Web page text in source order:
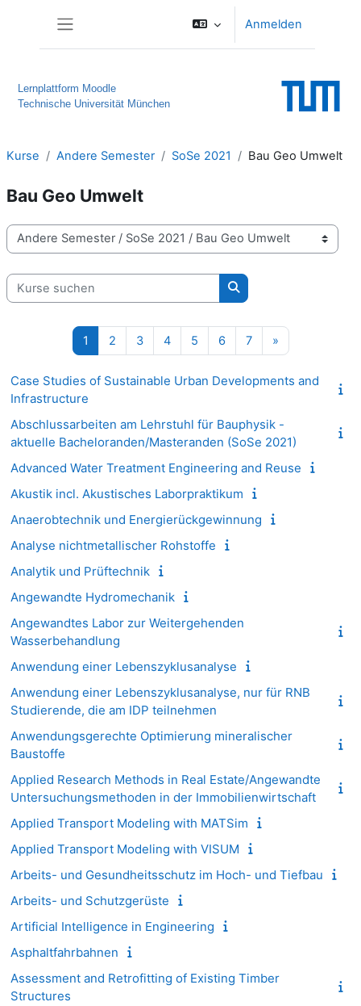
Anmelden
Lernplattform Moodle
Technische Universität München
Kurse Andere Semester SoSe 2021 Bau Geo Umwelt
Bau Geo Umwelt
Kursbereiche
Kurse suchen
Kurse suchen
1 Seite 1
2Seite 2
3Seite 3
4Seite 4
5Seite 5
6Seite 6
7Seite 7
»Nächste Seite
Case Studies of Sustainable Urban Developments and
Infrastructure
Abschlussarbeiten am Lehrstuhl für Bauphysik -
aktuelle Bacheloranden/Masteranden (SoSe 2021)
Advanced Water Treatment Engineering and Reuse
Akustik incl. Akustisches Laborpraktikum
Anaerobtechnik und Energierückgewinnung
Analyse nichtmetallischer Rohstoffe
Analytik und Prüftechnik
Angewandte Hydromechanik
Angewandtes Labor zur Weitergehenden
Wasserbehandlung
Anwendung einer Lebenszyklusanalyse
Anwendung einer Lebenszyklusanalyse, nur für RNB
Studierende, die am IDP teilnehmen
Anwendungsgerechte Optimierung mineralischer
Baustoffe
Applied Research Methods in Real Estate/Angewandte
Untersuchungsmethoden in der Immobilienwirtschaft
Applied Transport Modeling with MATSim
Applied Transport Modeling with VISUM
Arbeits- und Gesundheitsschutz im Hoch- und Tiefbau
Arbeits- und Schutzgerüste
Artificial Intelligence in Engineering
Asphaltfahrbahnen
Assessment and Retrofitting of Existing Timber
Structures